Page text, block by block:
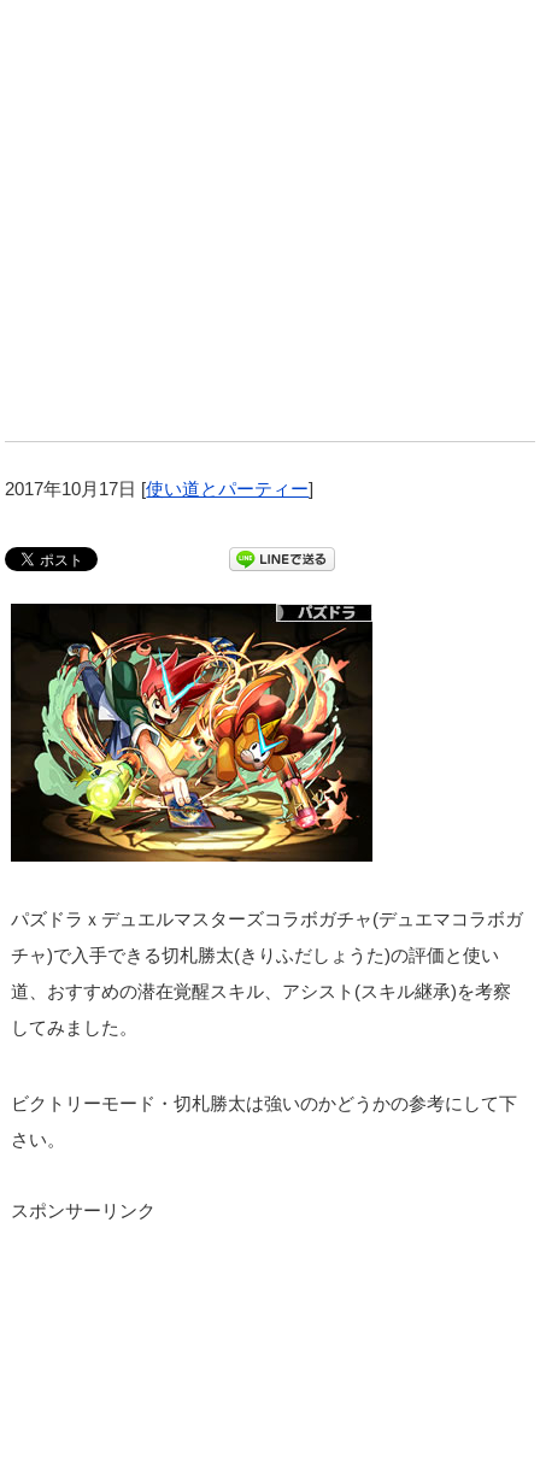
2017年10月17日 [使い道とパーティー]
パズドラｘデュエルマスターズコラボガチャ(デュエマコラボガ
チャ)で入手できる切札勝太(きりふだしょうた)の評価と使い
道、おすすめの潜在覚醒スキル、アシスト(スキル継承)を考察
してみました。
ビクトリーモード・切札勝太は強いのかどうかの参考にして下
さい。
スポンサーリンク